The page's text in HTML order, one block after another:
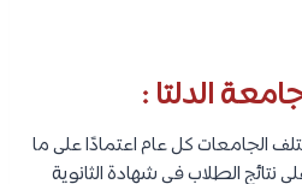
الدلتا :
الجامعات كل عام اعتمادًا على ما
نتائج الطلاب في شهادة الثانوية